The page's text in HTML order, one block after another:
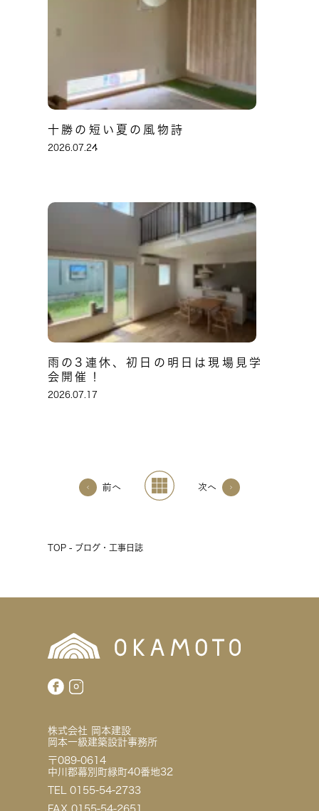
十勝の短い夏の風物詩
2026.07.24
雨の3連休、初日の明日は現場見学
会開催！
2026.07.17
前へ 次へ
TOP - ブログ・工事日誌
株式会社 岡本建設
岡本一級建築設計事務所
〒089-0614
中川郡幕別町緑町40番地32
TEL 0155-54-2733
FAX 0155-54-2651